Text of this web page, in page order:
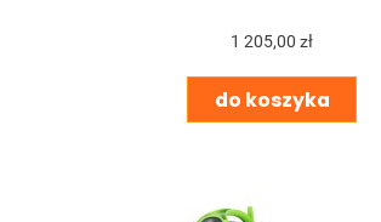
1 205,00 zł
do koszyka